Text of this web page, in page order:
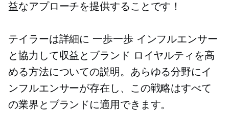
益なアプローチを提供することです！
テイラーは詳細に 一歩一歩インフルエンサー
と協力して収益とブランド ロイヤルティを高
める方法についての説明。あらゆる分野にイ
ンフルエンサーが存在し、この戦略はすべて
の業界とブランドに適用できます。